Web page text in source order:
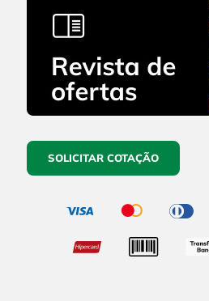
SOLICITAR COTAÇÃO